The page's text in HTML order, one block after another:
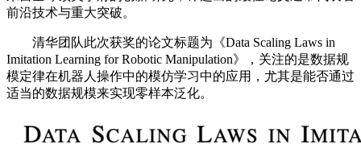
前沿技术与重大突破。
清华团队此次获奖的论文标题为《Data Scaling Laws in
Imitation Learning for Robotic Manipulation》，关注的是数据规
模定律在机器人操作中的模仿学习中的应用，尤其是能否通过
适当的数据规模来实现零样本泛化。